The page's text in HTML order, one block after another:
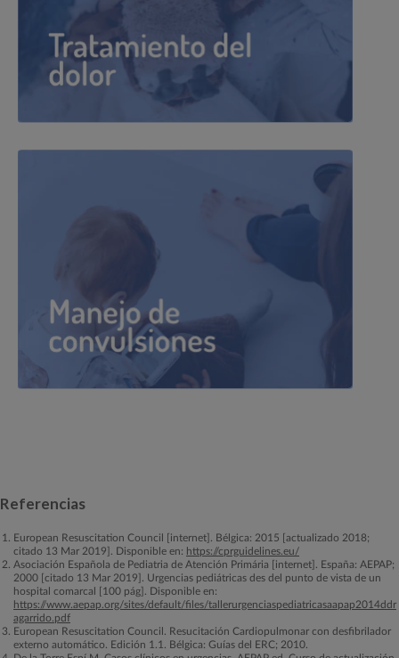
Referencias
European Resuscitation Council [internet]. Bélgica: 2015 [actualizado 2018;
citado 13 Mar 2019]. Disponible en: https://cprguidelines.eu/
Asociación Española de Pediatria de Atención Primária [internet]. España: AEPAP;
2000 [citado 13 Mar 2019]. Urgencias pediátricas des del punto de vista de un
hospital comarcal [100 pág]. Disponible en:
https://www.aepap.org/sites/default/files/tallerurgenciaspediatricasaapap2014ddr
agarrido.pdf
European Resuscitation Council. Resucitación Cardiopulmonar con desfibrilador
externo automático. Edición 1.1. Bélgica: Guías del ERC; 2010.